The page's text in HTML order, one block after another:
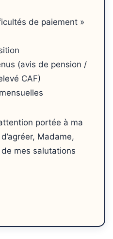
de paiement »
(avis de pension /
CAF)
portée à ma
Madame,
de mes salutations